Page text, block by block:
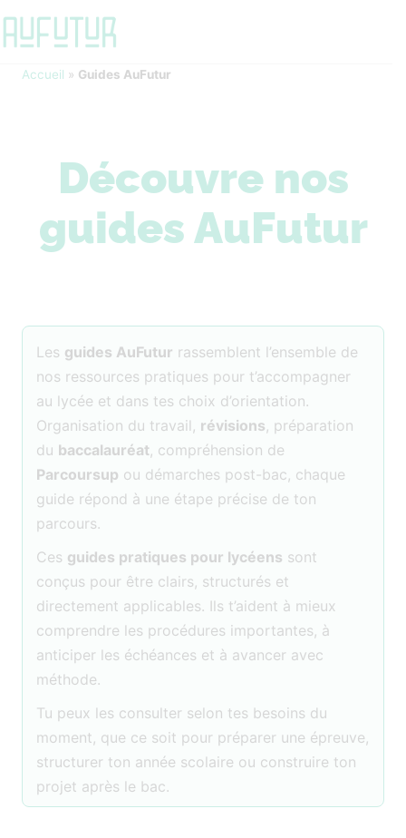
Accueil » Guides AuFutur
Découvre nos
guides AuFutur
Les guides AuFutur rassemblent l’ensemble de
nos ressources pratiques pour t’accompagner
au lycée et dans tes choix d’orientation.
Organisation du travail, révisions, préparation
du baccalauréat, compréhension de
Parcoursup ou démarches post-bac, chaque
guide répond à une étape précise de ton
parcours.
Ces guides pratiques pour lycéens sont
conçus pour être clairs, structurés et
directement applicables. Ils t’aident à mieux
comprendre les procédures importantes, à
anticiper les échéances et à avancer avec
méthode.
Tu peux les consulter selon tes besoins du
moment, que ce soit pour préparer une épreuve,
structurer ton année scolaire ou construire ton
projet après le bac.